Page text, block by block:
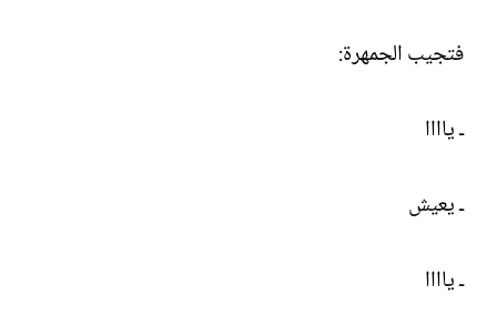
فتجيب الجمهرة:
ـ ياااا
ـ يعيش
ـ ياااا